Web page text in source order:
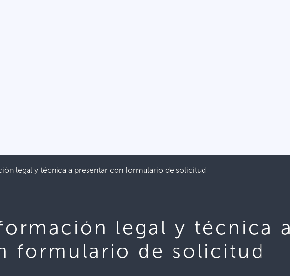
legal y técnica a presentar con formulario de solicitud
legal y técnica a
formulario de solicitud